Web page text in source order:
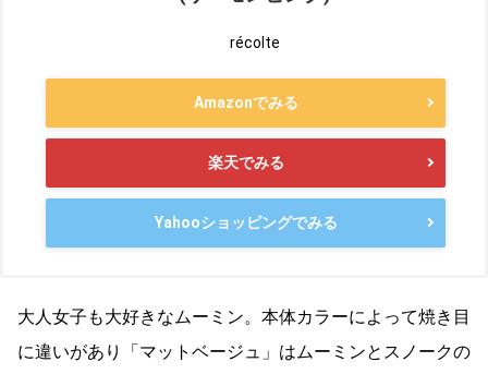
récolte
Amazonでみる
楽天でみる
Yahooショッピングでみる
大人女子も大好きなムーミン。本体カラーによって焼き目
に違いがあり「マットベージュ」はムーミンとスノークの